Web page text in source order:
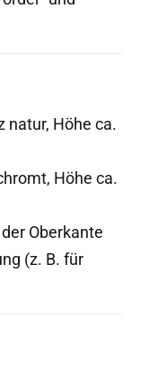
natur, Höhe ca.
Höhe ca.
Oberkante
(z. B. für